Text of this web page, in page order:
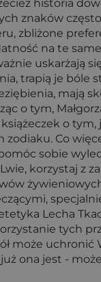
historia
znaków
zbliżone
na te
uskarżają
trapią je bóle
mają
o tym,
o
zodiaku. Co
sobie
korzystaj z
Lecha
tych
może uchronić
ona jest -